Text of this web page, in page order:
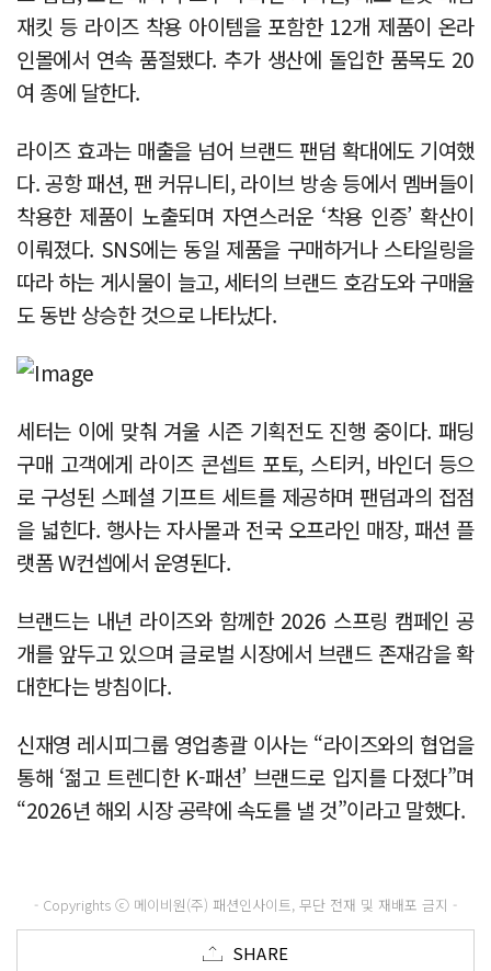
재킷 등 라이즈 착용 아이템을 포함한 12개 제품이 온라
인몰에서 연속 품절됐다. 추가 생산에 돌입한 품목도 20
여 종에 달한다.
라이즈 효과는 매출을 넘어 브랜드 팬덤 확대에도 기여했
다. 공항 패션, 팬 커뮤니티, 라이브 방송 등에서 멤버들이
착용한 제품이 노출되며 자연스러운 ‘착용 인증’ 확산이
이뤄졌다. SNS에는 동일 제품을 구매하거나 스타일링을
따라 하는 게시물이 늘고, 세터의 브랜드 호감도와 구매율
도 동반 상승한 것으로 나타났다.
세터는 이에 맞춰 겨울 시즌 기획전도 진행 중이다. 패딩
구매 고객에게 라이즈 콘셉트 포토, 스티커, 바인더 등으
로 구성된 스페셜 기프트 세트를 제공하며 팬덤과의 접점
을 넓힌다. 행사는 자사몰과 전국 오프라인 매장, 패션 플
랫폼 W컨셉에서 운영된다.
브랜드는 내년 라이즈와 함께한 2026 스프링 캠페인 공
개를 앞두고 있으며 글로벌 시장에서 브랜드 존재감을 확
대한다는 방침이다.
신재영 레시피그룹 영업총괄 이사는 “라이즈와의 협업을
통해 ‘젊고 트렌디한 K-패션’ 브랜드로 입지를 다졌다”며
“2026년 해외 시장 공략에 속도를 낼 것”이라고 말했다.
- Copyrights ⓒ 메이비원(주) 패션인사이트, 무단 전재 및 재배포 금지 -
SHARE